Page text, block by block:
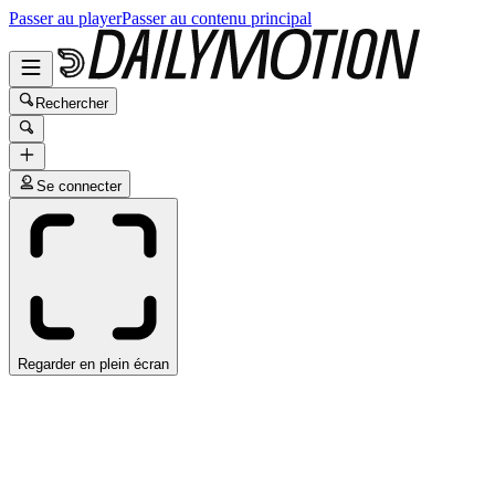
Passer au playerPasser au contenu principal
Rechercher
Se connecter
Regarder en plein écran